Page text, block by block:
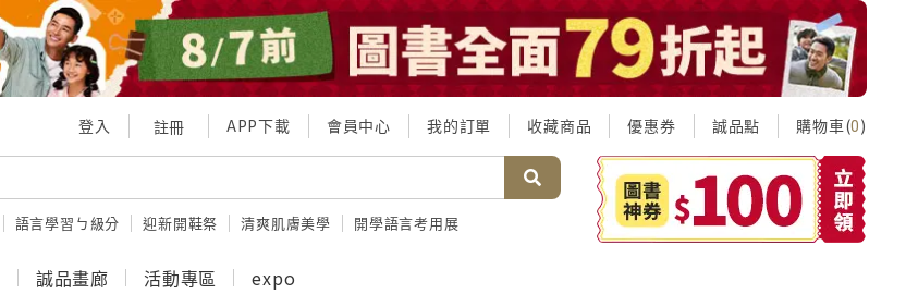
登入 註冊 APP下載 會員中心 我的訂單 收藏商品 優惠券 誠品點 購物車(0)
語言學習ㄅ級分 迎新開鞋祭 清爽肌膚美學 開學語言考用展
誠品畫廊 活動專區 expo